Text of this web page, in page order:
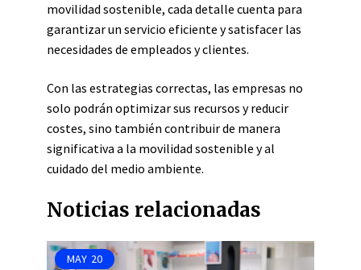
movilidad sostenible, cada detalle cuenta para
garantizar un servicio eficiente y satisfacer las
necesidades de empleados y clientes.
Con las estrategias correctas, las empresas no
solo podrán optimizar sus recursos y reducir
costes, sino también contribuir de manera
significativa a la movilidad sostenible y al
cuidado del medio ambiente.
Noticias relacionadas
MAY 20